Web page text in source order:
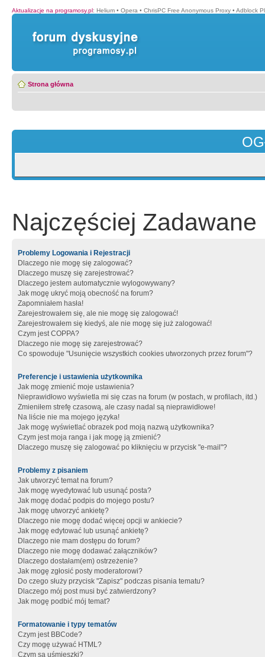
Aktualizacje na programosy.pl: Helium • Opera • ChrisPC Free Anonymous Proxy • Adblock
Strona główna
Najczęściej Zadawane
Problemy Logowania i Rejestracji
Dlaczego nie mogę się zalogować?
Dlaczego muszę się zarejestrować?
Dlaczego jestem automatycznie wylogowywany?
Jak mogę ukryć moją obecność na forum?
Zapomniałem hasła!
Zarejestrowałem się, ale nie mogę się zalogować!
Zarejestrowałem się kiedyś, ale nie mogę się już zalogować!
Czym jest COPPA?
Dlaczego nie mogę się zarejestrować?
Co spowoduje "Usunięcie wszystkich cookies utworzonych przez forum"?
Preferencje i ustawienia użytkownika
Jak mogę zmienić moje ustawienia?
Nieprawidłowo wyświetla mi się czas na forum (w postach, w profilach, itd.)
Zmieniłem strefę czasową, ale czasy nadal są nieprawidłowe!
Na liście nie ma mojego języka!
Jak mogę wyświetlać obrazek pod moją nazwą użytkownika?
Czym jest moja ranga i jak mogę ją zmienić?
Dlaczego muszę się zalogować po kliknięciu w przycisk "e-mail"?
Problemy z pisaniem
Jak utworzyć temat na forum?
Jak mogę wyedytować lub usunąć posta?
Jak mogę dodać podpis do mojego postu?
Jak mogę utworzyć ankietę?
Dlaczego nie mogę dodać więcej opcji w ankiecie?
Jak mogę edytować lub usunąć ankietę?
Dlaczego nie mam dostępu do forum?
Dlaczego nie mogę dodawać załączników?
Dlaczego dostałam(em) ostrzeżenie?
Jak mogę zgłosić posty moderatorowi?
Do czego służy przycisk "Zapisz" podczas pisania tematu?
Dlaczego mój post musi być zatwierdzony?
Jak mogę podbić mój temat?
Formatowanie i typy tematów
Czym jest BBCode?
Czy mogę używać HTML?
Czym są uśmieszki?